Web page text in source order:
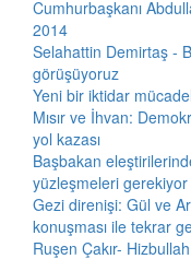
Cumhurbaşkanı
2014
Selahattin Demirtaş -
görüşüyoruz
Yeni bir iktidar
Mısır ve İhvan:
yol kazası
Başbakan
yüzleşmeleri gerekiyor
Gezi direnişi: Gül ve
konuşması ile tekrar
Ruşen Çakır-